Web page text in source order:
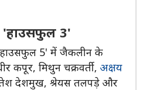
3'
5' में जैकलीन के
कपूर, मिथुन चक्रवर्ती, अक्षय
देशमुख, श्रेयस तलपड़े और